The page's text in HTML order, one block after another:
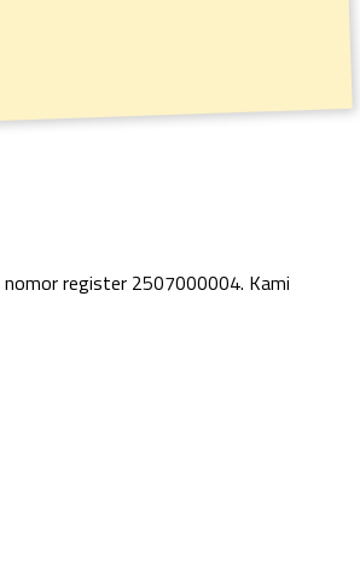
nomor register 2507000004. Kami